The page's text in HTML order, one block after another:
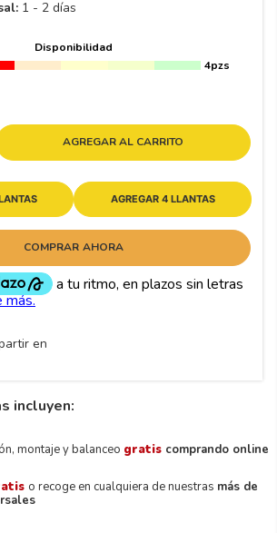
1 - 2 días
Disponibilidad
4pzs
AGREGAR AL CARRITO
AGREGAR 4 LLANTAS
COMPRAR AHORA
en
incluyen:
montaje y balanceo gratis comprando online
o recoge en cualquiera de nuestras más de
10.
265